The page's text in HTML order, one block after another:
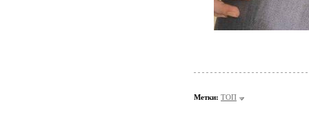
Метки: ТОП